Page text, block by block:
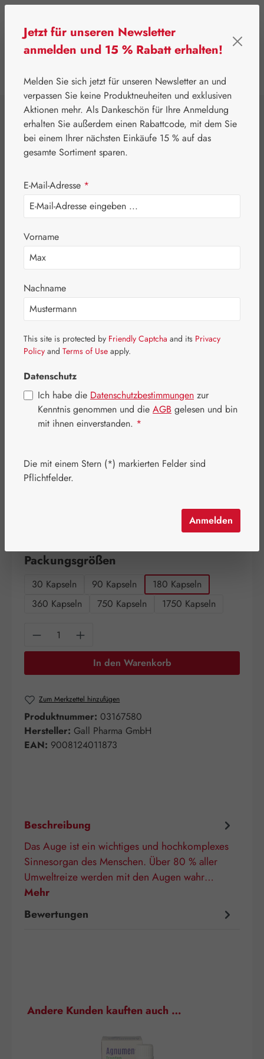
⌂ Gall Pharma Augen
Lutein / Zeaxanthin
GPH Kapseln
Bildergalerie überspringen
Regulärer Preis:
146,70 €
Inhalt:0.089 Kilogramm
Packungsgrößen
30 Kapseln 90 Kapseln
180 Kapseln
360 Kapseln
750 Kapseln 1750 Kapseln
Produkt Anzahl: Gib den gewünschten
In den Warenkorb
Zum Merkzettel hinzufügen
Produktnummer: 03167580
Hersteller: Gall Pharma GmbH
EAN: 9008124011873
Beschreibung
Das Auge ist ein wichtiges und hochkomplexes
Sinnesorgan des Menschen. Über 80 % aller
Umweltreize werden mit den Augen wahr…
Mehr
Bewertungen
Produktgalerie überspringen
Andere Kunden kauften auch …
Jetzt für unseren Newsletter
anmelden und 15 % Rabatt erhalten!
Melden Sie sich jetzt für unseren Newsletter an und
verpassen Sie keine Produktneuheiten und exklusiven
Aktionen mehr. Als Dankeschön für Ihre Anmeldung
erhalten Sie außerdem einen Rabattcode, mit dem Sie
bei einem Ihrer nächsten Einkäufe 15 % auf das
gesamte Sortiment sparen.
E-Mail-Adresse *
Vorname
Nachname
This site is protected by Friendly Captcha and its Privacy
Policy and Terms of Use apply.
Datenschutz
Ich habe die Datenschutzbestimmungen zur
Kenntnis genommen und die AGB gelesen und bin
mit ihnen einverstanden. *
Die mit einem Stern (*) markierten Felder sind
Pflichtfelder.
Anmelden